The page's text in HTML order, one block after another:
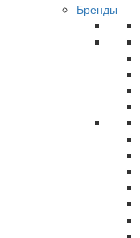
Бренды